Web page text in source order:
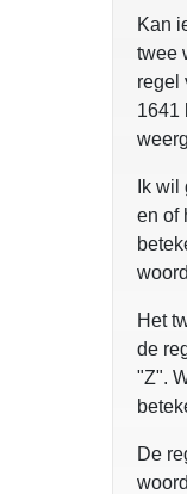
Kan
twee
regel
1641
Ik
en of
Het
de
"Z".
De